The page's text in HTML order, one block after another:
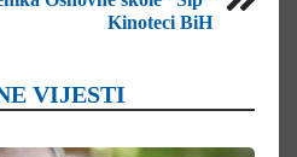
Kinoteci BiH
VIJESTI